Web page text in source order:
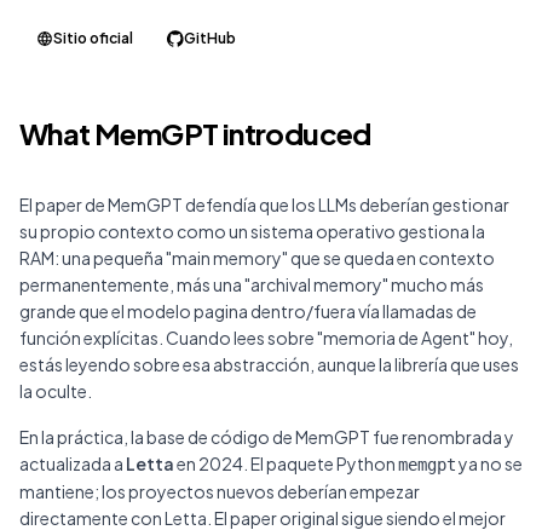
Sitio oficial GitHub
What MemGPT introduced
El paper de MemGPT defendía que los LLMs deberían gestionar
su propio contexto como un sistema operativo gestiona la
RAM: una pequeña "main memory" que se queda en contexto
permanentemente, más una "archival memory" mucho más
grande que el modelo pagina dentro/fuera vía llamadas de
función explícitas. Cuando lees sobre "memoria de Agent" hoy,
estás leyendo sobre esa abstracción, aunque la librería que uses
la oculte.
En la práctica, la base de código de MemGPT fue renombrada y
actualizada a Lettaen 2024. El paquete Pythonmemgptya no se
mantiene; los proyectos nuevos deberían empezar
directamente con Letta. El paper original sigue siendo el mejor